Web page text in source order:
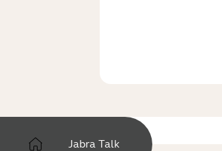
Jabra Talk